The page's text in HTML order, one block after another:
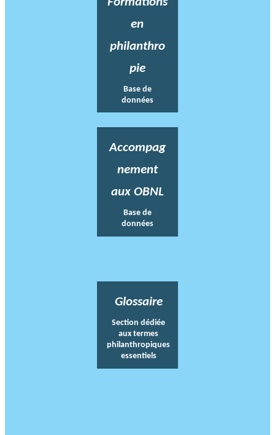
en
philanthro
pie
Base de
données
Accompag
nement
aux OBNL
Base de
données
Glossaire
Section dédiée
aux termes
philanthropiques
essentiels